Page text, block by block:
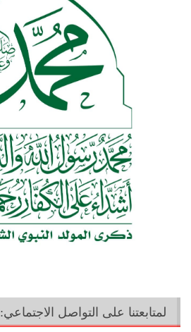
لمتابعتنا على التواصل الاجتماعي: